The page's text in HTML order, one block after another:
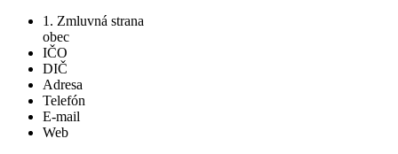
1. Zmluvná strana
obec
IČO
DIČ
Adresa
Telefón
E-mail
Web